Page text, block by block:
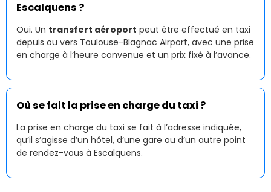
Escalquens ?
Oui. Un transfert aéroport peut être effectué en taxi
depuis ou vers Toulouse-Blagnac Airport, avec une prise
en charge à l’heure convenue et un prix fixé à l’avance.
Où se fait la prise en charge du taxi ?
La prise en charge du taxi se fait à l’adresse indiquée,
qu’il s’agisse d’un hôtel, d’une gare ou d’un autre point
de rendez-vous à Escalquens.